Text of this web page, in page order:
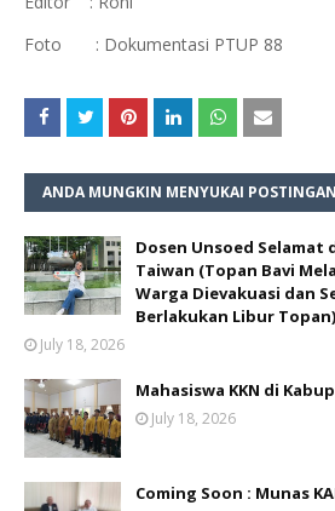
Foto : Dokumentasi PTUP 88
ANDA MUNGKIN MENYUKAI
Dosen Unsoed Selamat
Taiwan (Topan Bavi
Warga Dievakuasi dan
Berlakukan Libur Topan)
July 18, 2026
Mahasiswa KKN di
July 18, 2026
Coming Soon : Munas